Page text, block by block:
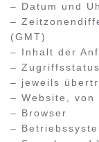
– Datum und
–
(GMT)
– Inhalt der
–
– jeweils
– Website, von
– Browser
–